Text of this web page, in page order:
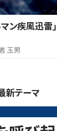
ン疾風迅雷
玉男
新テーマ